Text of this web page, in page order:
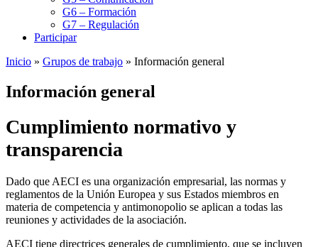
G6 – Formación
G7 – Regulación
Participar
Inicio » Grupos de trabajo » Información general
Información general
Cumplimiento normativo y
transparencia
Dado que AECI es una organización empresarial, las normas y
reglamentos de la Unión Europea y sus Estados miembros en
materia de competencia y antimonopolio se aplican a todas las
reuniones y actividades de la asociación.
AECI tiene directrices generales de cumplimiento, que se incluyen